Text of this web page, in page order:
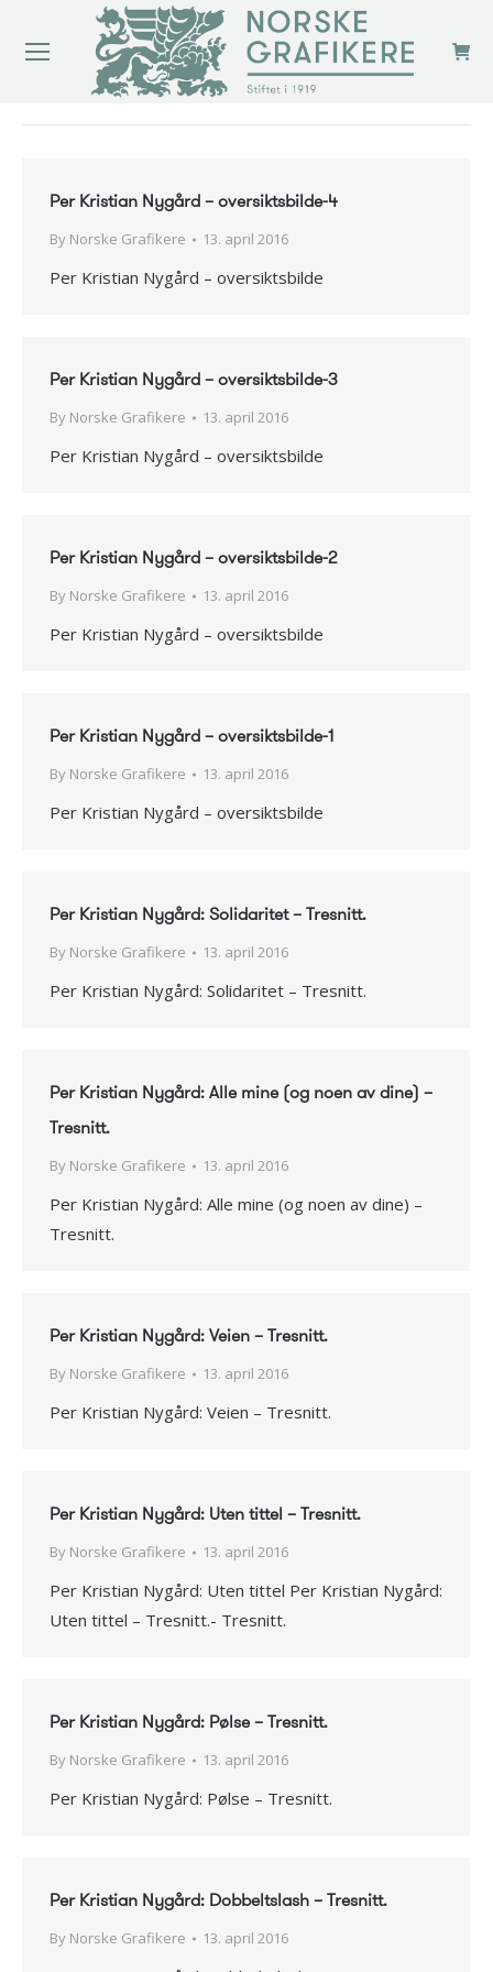
Per Kristian Nygård – oversiktsbilde-4
By Norske Grafikere 13. april 2016
Per Kristian Nygård – oversiktsbilde
Per Kristian Nygård – oversiktsbilde-3
By Norske Grafikere 13. april 2016
Per Kristian Nygård – oversiktsbilde
Per Kristian Nygård – oversiktsbilde-2
By Norske Grafikere 13. april 2016
Per Kristian Nygård – oversiktsbilde
Per Kristian Nygård – oversiktsbilde-1
By Norske Grafikere 13. april 2016
Per Kristian Nygård – oversiktsbilde
Per Kristian Nygård: Solidaritet – Tresnitt.
By Norske Grafikere 13. april 2016
Per Kristian Nygård: Solidaritet – Tresnitt.
Per Kristian Nygård: Alle mine (og noen av dine) –
Tresnitt.
By Norske Grafikere 13. april 2016
Per Kristian Nygård: Alle mine (og noen av dine) –
Tresnitt.
Per Kristian Nygård: Veien – Tresnitt.
By Norske Grafikere 13. april 2016
Per Kristian Nygård: Veien – Tresnitt.
Per Kristian Nygård: Uten tittel – Tresnitt.
By Norske Grafikere 13. april 2016
Per Kristian Nygård: Uten tittel Per Kristian Nygård:
Uten tittel – Tresnitt.- Tresnitt.
Per Kristian Nygård: Pølse – Tresnitt.
By Norske Grafikere 13. april 2016
Per Kristian Nygård: Pølse – Tresnitt.
Per Kristian Nygård: Dobbeltslash – Tresnitt.
By Norske Grafikere 13. april 2016